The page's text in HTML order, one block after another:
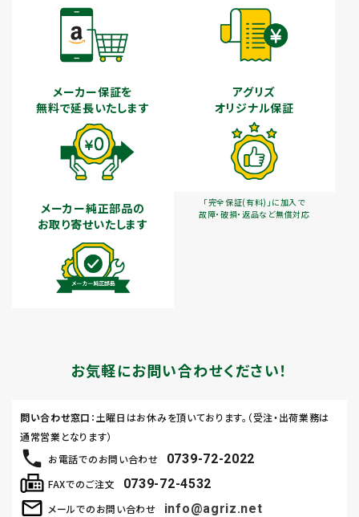
メーカー保証を
無料で延長いたします
アグリズ
オリジナル保証
「完全保証(有料)」に加入で
故障・破損・返品など無償対応
メーカー純正部品の
お取り寄せいたします
お気軽にお問い合わせください！
お電話でのお問い合わせ 0739-72-2022
メールでのお問い合わせ
info@agriz.net
FAXでのご注文 0739-72-4532
問い合わせ窓口 ：土曜日はお休みを頂いております。（受注・出荷業務は
通常営業となります）